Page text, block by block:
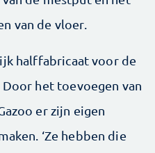
van de vloer.
halffabricaat voor de
het toevoegen van
er zijn eigen
‘Ze hebben die